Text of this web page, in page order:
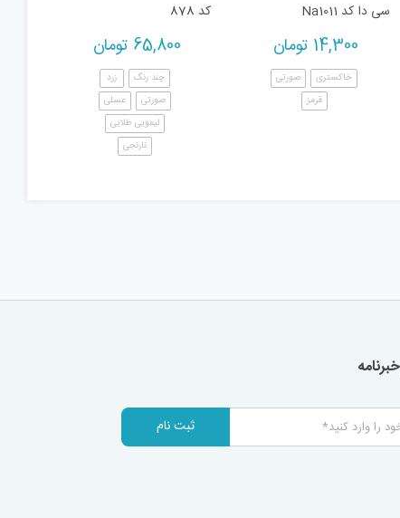
سی دا کد Na1011
14,300 تومان
خاکستری
صورتی
قرمز
کد 878
65,800 تومان
چند رنگ
زرد
صورتی
عسلی
لیمویی طلایی
نارنجی
ثبت نام